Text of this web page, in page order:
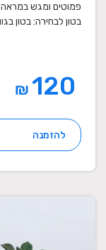
פמוטים ומגש במראה
בטון לבחירה: בטון
₪
להזמנה